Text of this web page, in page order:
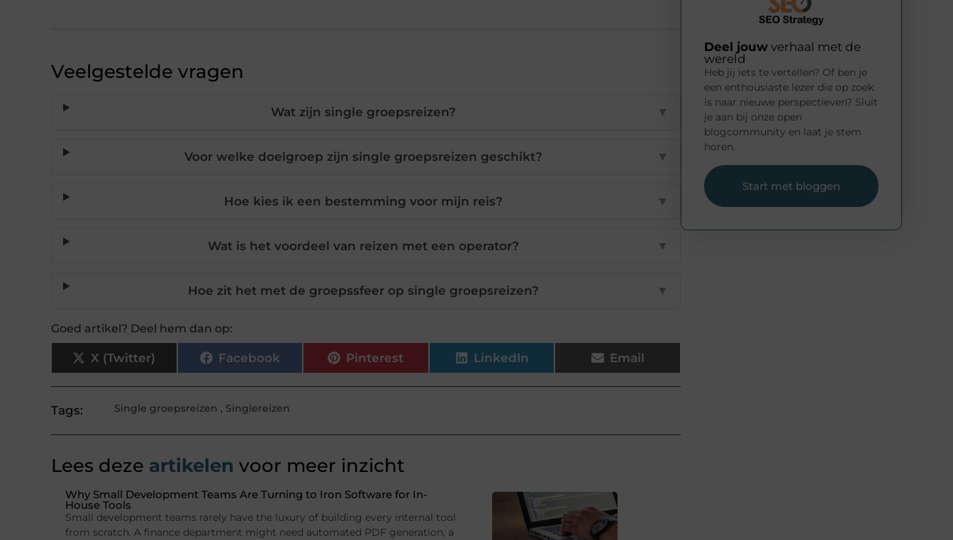
Veelgestelde vragen
Wat zijn single groepsreizen? ▼
Voor welke doelgroep zijn single groepsreizen geschikt? ▼
Hoe kies ik een bestemming voor mijn reis? ▼
Wat is het voordeel van reizen met een operator? ▼
Hoe zit het met de groepssfeer op single groepsreizen? ▼
Goed artikel? Deel hem dan op:
X (Twitter) Facebook Pinterest LinkedIn Email
Tags: Single groepsreizen , Singlereizen
Lees deze artikelen voor meer inzicht
Why Small Development Teams Are Turning to Iron Software for In-
House Tools
Small development teams rarely have the luxury of building every internal tool
from scratch. A finance department might need automated PDF generation, a
Deel jouw verhaal met de
wereld
Heb jij iets te vertellen? Of ben je
een enthousiaste lezer die op zoek
is naar nieuwe perspectieven? Sluit
je aan bij onze open
blogcommunity en laat je stem
horen.
Start met bloggen